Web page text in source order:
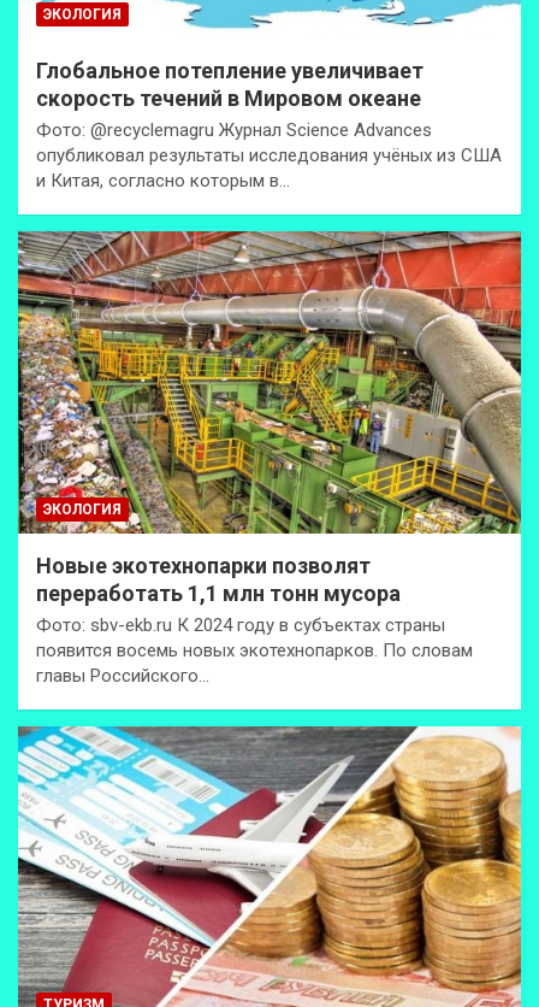
ЭКОЛОГИЯ
Глобальное потепление увеличивает
скорость течений в Мировом океане
Фото: @recyclemagru Журнал Science Advances
опубликовал результаты исследования учёных из США
и Китая, согласно которым в…
ЭКОЛОГИЯ
Новые экотехнопарки позволят
переработать 1,1 млн тонн мусора
Фото: sbv-ekb.ru К 2024 году в субъектах страны
появится восемь новых экотехнопарков. По словам
главы Российского…